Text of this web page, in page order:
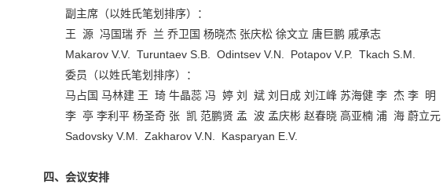
副主席（以姓氏笔划排序）：
王 源 冯国瑞 乔 兰 乔卫国 杨晓杰 张庆松 徐文立 唐巨鹏 戚承志
Makarov V.V. Turuntaev S.B. Odintsev V.N. Potapov V.P. Tkach S.M.
委员（以姓氏笔划排序）：
马占国 马林建 王 琦 牛晶蕊 冯 婷 刘 斌 刘日成 刘江峰 苏海健 李 杰 李 明
李 亭 李利平 杨圣奇 张 凯 范鹏贤 孟 波 孟庆彬 赵春晓 高亚楠 浦 海 蔚立元
Sadovsky V.M. Zakharov V.N. Kasparyan E.V.
四、会议安排